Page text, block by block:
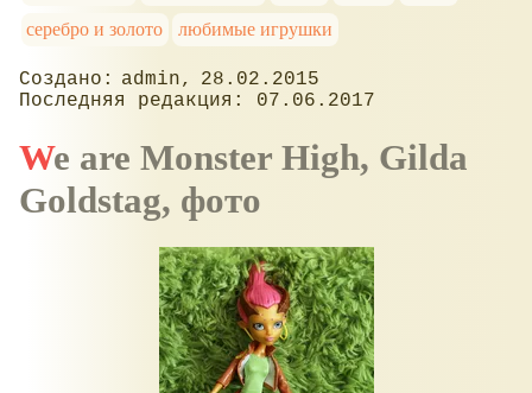
серебро и золото
любимые игрушки
admin
28.02.2015
07.06.2017
We are Monster High, Gilda
Goldstag, фото